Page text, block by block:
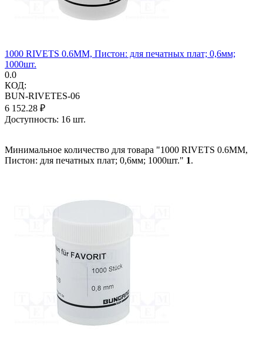
1000 RIVETS 0.6MM, Пистон: для печатных плат; 0,6мм;
1000шт.
0.0
КОД:
BUN-RIVETES-06
6 152.28 ₽
Доступность: 16 шт.
Минимальное количество для товара "1000 RIVETS 0.6MM,
Пистон: для печатных плат; 0,6мм; 1000шт." 1.